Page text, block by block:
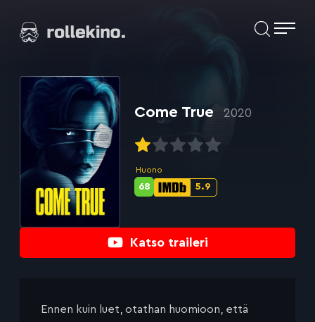
suoraan
Elokuvat ja elokuva-arviot | Rollekino.fi
jälkeen.
Katso traileri
Come True 2020
Huono
IMDb-
5.9
Metascore-
68
Ennen kuin luet, otathan huomioon, että